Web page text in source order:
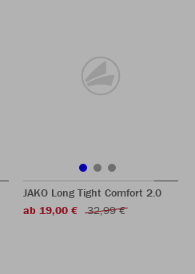
JAKO Long Tight Comfort 2.0
ab 19,00 €
32,99 €